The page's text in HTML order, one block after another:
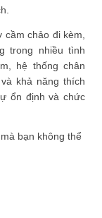
cầm chảo đi kèm,
trong nhiều tình
hệ thống chân
khả năng thích
ổn định và chức